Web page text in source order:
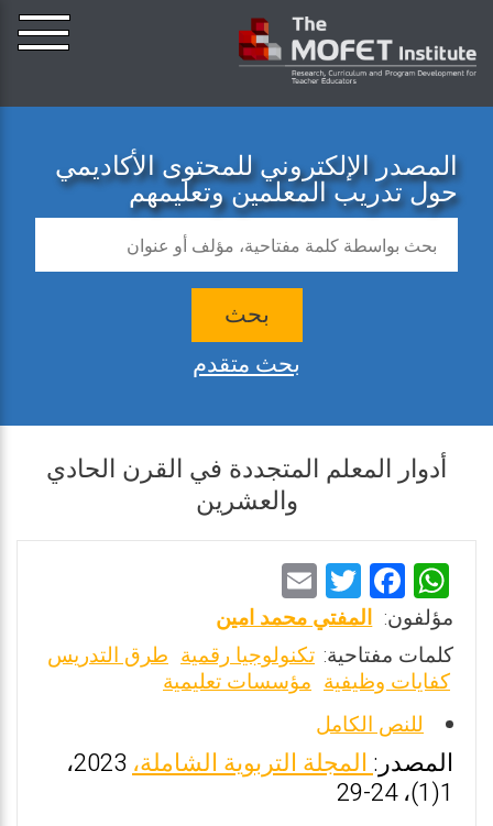
المصدر الإلكتروني للمحتوى الأكاديمي
حول تدريب المعلمين وتعليمهم
بحث
بحث متقدم
أدوار المعلم المتجددة في القرن الحادي
والعشرين
W
h
at
s
A
p
p
F
a
ce
b
o
o
k
T
wi
tt
er
m
ai
l
مؤلفون: المفتي محمد امين
كلمات مفتاحية: تكنولوجيا رقمية طرق التدريس
كفايات وظيفية مؤسسات تعليمية
للنص الكامل
المصدر:المجلة التربوية الشاملة،
2023،
1(1)، 24-29